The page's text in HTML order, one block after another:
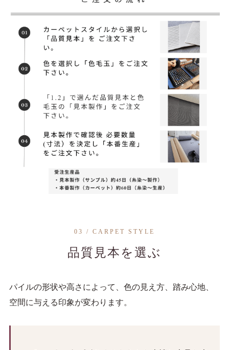
03 / CARPET STYLE
品質見本を選ぶ
パイルの形状や高さによって、色の見え方、踏み心地、
空間に与える印象が変わります。